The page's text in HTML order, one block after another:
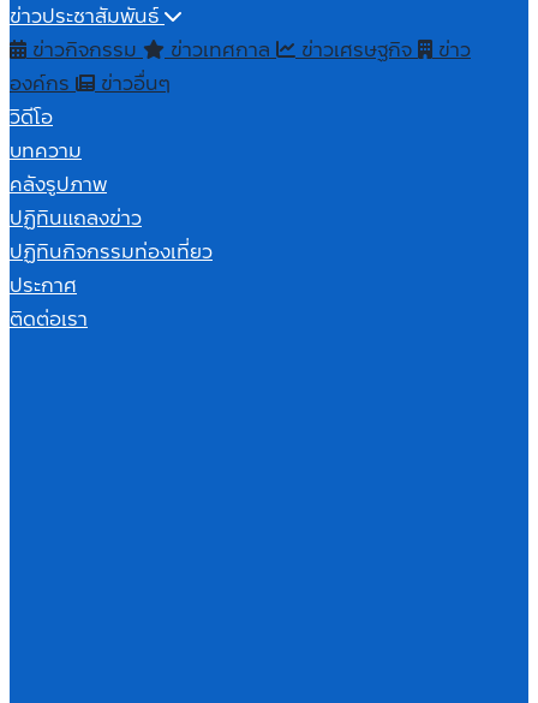
ข่าวประชาสัมพันธ์
ข่าวกิจกรรม
ข่าวเทศกาล ข่าวเศรษฐกิจ ข่าว
องค์กร
ข่าวอื่นๆ
วิดีโอ
บทความ
คลังรูปภาพ
ปฏิทินแถลงข่าว
ปฏิทินกิจกรรมท่องเที่ยว
ประกาศ
ติดต่อเรา